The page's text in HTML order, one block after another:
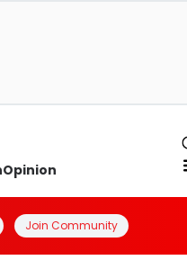
Opinion
Join Community